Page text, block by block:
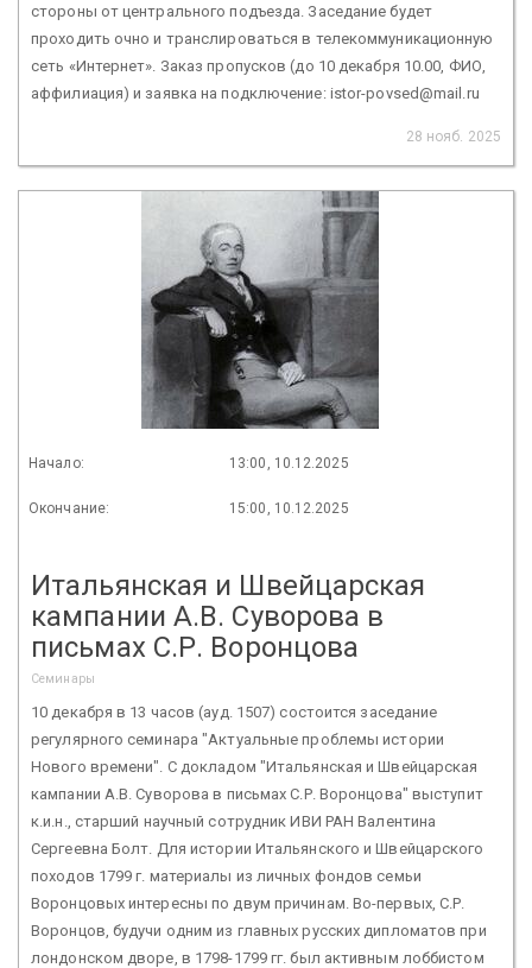
стороны от центрального подъезда. Заседание будет
проходить очно и транслироваться в телекоммуникационную
сеть «Интернет». Заказ пропусков (до 10 декабря 10.00, ФИО,
аффилиация) и заявка на подключение: istor-povsed@mail.ru
28 нояб. 2025
Начало: 13:00, 10.12.2025
Окончание: 15:00, 10.12.2025
Итальянская и Швейцарская
кампании А.В. Суворова в
письмах С.Р. Воронцова
Семинары
10 декабря в 13 часов (ауд. 1507) состоится заседание
регулярного семинара "Актуальные проблемы истории
Нового времени". С докладом "Итальянская и Швейцарская
кампании А.В. Суворова в письмах С.Р. Воронцова" выступит
к.и.н., старший научный сотрудник ИВИ РАН Валентина
Сергеевна Болт. Для истории Итальянского и Швейцарского
походов 1799 г. материалы из личных фондов семьи
Воронцовых интересны по двум причинам. Во-первых, С.Р.
Воронцов, будучи одним из главных русских дипломатов при
лондонском дворе, в 1798-1799 гг. был активным лоббистом